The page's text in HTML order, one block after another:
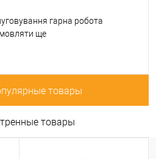
гарна робота
ще
товары
товары